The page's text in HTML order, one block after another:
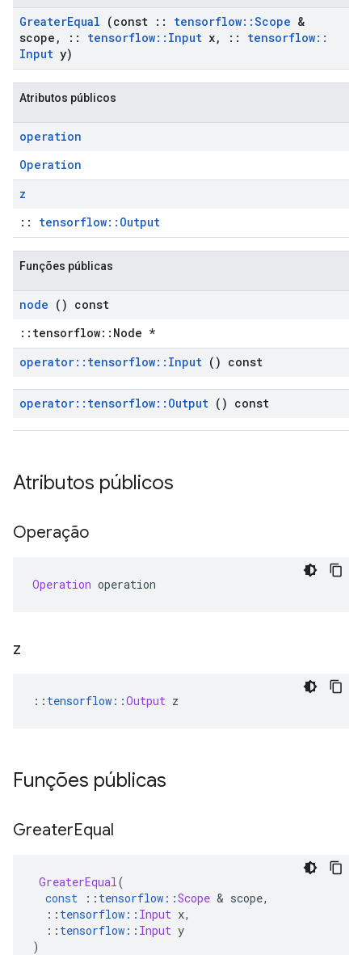
GreaterEqual (const :: tensorflow::Scope &
scope , :: tensorflow:: Input x, :: tensorflow::
Input y)
Atributos públicos
operation
Operation
z
:: tensorflow::Output
Funções públicas
node () const
::tensorflow::Node *
operator:: tensorflow:: Input () const
operator:: tensorflow:: Output () const
Atributos públicos
Operação
Operation operation
z
:: tensorflow ::Output z
Funções públicas
GreaterEqual
GreaterEqual(
const
:: tensorflow ::Scope & scope,
:: tensorflow :: Input x,
:: tensorflow :: Input y
)